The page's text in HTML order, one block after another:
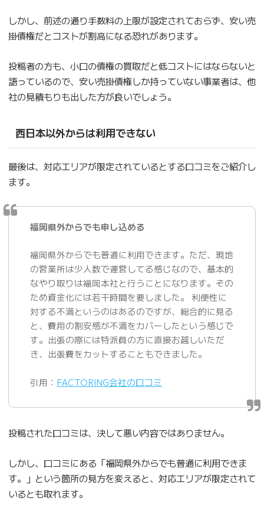
しかし、前述の通り手数料の上限が設定されておらず、安い売
掛債権だとコストが割高になる恐れがあります。
投稿者の方も、小口の債権の買取だと低コストにはならないと
語っているので、安い売掛債権しか持っていない事業者は、他
社の見積もりも出した方が良いでしょう。
西日本以外からは利用できない
最後は、対応エリアが限定されているとする口コミをご紹介し
ます。
福岡県外からでも申し込める
福岡県外からでも普通に利用できます。ただ、現地
の営業所は少人数で運営してる感じなので、基本的
なやり取りは福岡本社と行うことになります。その
ため資金化には若干時間を要しました。 利便性に
対する不満というのはあるのですが、総合的に見る
と、費用の割安感が不満をカバーしたという感じで
す。出張の際には特派員の方に直接お越しいただ
き、出張費をカットすることもできました。
引用： FACTORING会社の口コミ
投稿された口コミは、決して悪い内容ではありません。
しかし、口コミにある「福岡県外からでも普通に利用できま
す。」という箇所の見方を変えると、対応エリアが限定されて
いるとも取れます。